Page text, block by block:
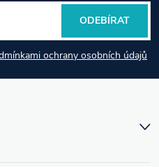
ochrany osobních údajů
ODEBÍRAT